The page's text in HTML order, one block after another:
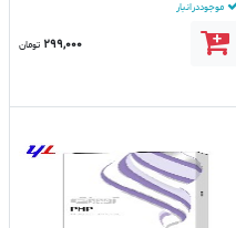
موجود در انبار
299,000 تومان